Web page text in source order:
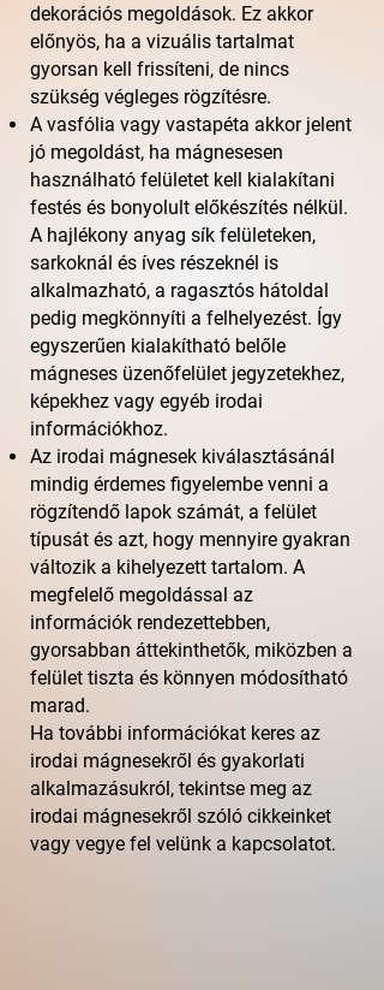
dekorációs megoldások. Ez akkor
előnyös, ha a vizuális tartalmat
gyorsan kell frissíteni, de nincs
szükség végleges rögzítésre.
A vasfólia vagy vastapéta akkor jelent
jó megoldást, ha mágnesesen
használható felületet kell kialakítani
festés és bonyolult előkészítés nélkül.
A hajlékony anyag sík felületeken,
sarkoknál és íves részeknél is
alkalmazható, a ragasztós hátoldal
pedig megkönnyíti a felhelyezést. Így
egyszerűen kialakítható belőle
mágneses üzenőfelület jegyzetekhez,
képekhez vagy egyéb irodai
információkhoz.
Az irodai mágnesek kiválasztásánál
mindig érdemes figyelembe venni a
rögzítendő lapok számát, a felület
típusát és azt, hogy mennyire gyakran
változik a kihelyezett tartalom. A
megfelelő megoldással az
információk rendezettebben,
gyorsabban áttekinthetők, miközben a
felület tiszta és könnyen módosítható
marad.
Ha további információkat keres az
irodai mágnesekről és gyakorlati
alkalmazásukról, tekintse meg az
irodai mágnesekről szóló cikkeinket
vagy vegye fel velünk a kapcsolatot.